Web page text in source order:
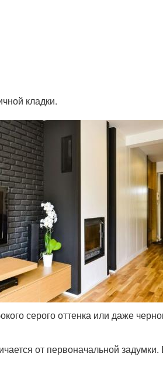
кладки.
серого оттенка или даже
от первоначальной